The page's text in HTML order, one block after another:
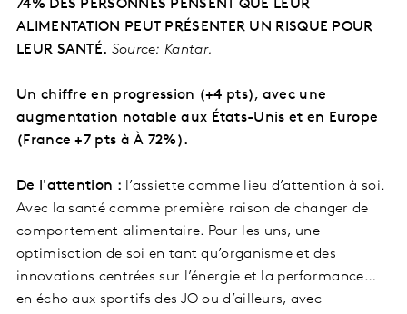
74% DES PERSONNES PENSENT QUE LEUR
ALIMENTATION PEUT PRÉSENTER UN RISQUE POUR
LEUR SANTÉ. Source: Kantar.
Un chiffre en progression (+4 pts), avec une
augmentation notable aux États-Unis et en Europe
(France +7 pts à À 72%).
De l'attention : l’assiette comme lieu d’attention à soi.
Avec la santé comme première raison de changer de
comportement alimentaire. Pour les uns, une
optimisation de soi en tant qu’organisme et des
innovations centrées sur l’énergie et la performance…
en écho aux sportifs des JO ou d’ailleurs, avec